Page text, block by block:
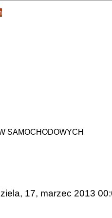
SAMOCHODOWYCH
17, marzec 2013